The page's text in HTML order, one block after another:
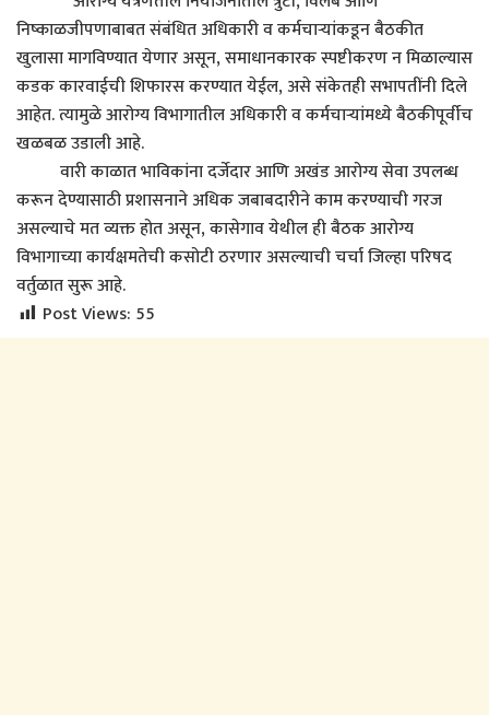
निष्काळजीपणाबाबत संबंधित अधिकारी व कर्मचाऱ्यांकडून बैठकीत
खुलासा मागविण्यात येणार असून, समाधानकारक स्पष्टीकरण न मिळाल्यास
कडक कारवाईची शिफारस करण्यात येईल, असे संकेतही सभापतींनी दिले
आहेत. त्यामुळे आरोग्य विभागातील अधिकारी व कर्मचाऱ्यांमध्ये बैठकीपूर्वीच
खळबळ उडाली आहे.
वारी काळात भाविकांना दर्जेदार आणि अखंड आरोग्य सेवा उपलब्ध
करून देण्यासाठी प्रशासनाने अधिक जबाबदारीने काम करण्याची गरज
असल्याचे मत व्यक्त होत असून, कासेगाव येथील ही बैठक आरोग्य
विभागाच्या कार्यक्षमतेची कसोटी ठरणार असल्याची चर्चा जिल्हा परिषद
वर्तुळात सुरू आहे.
Post Views: 55